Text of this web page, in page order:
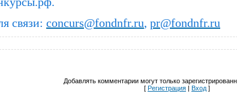
связи: concurs@fondnfr.ru, pr@fondnfr.ru
Добавлять комментарии могут только
[ Регистрация | Вход ]